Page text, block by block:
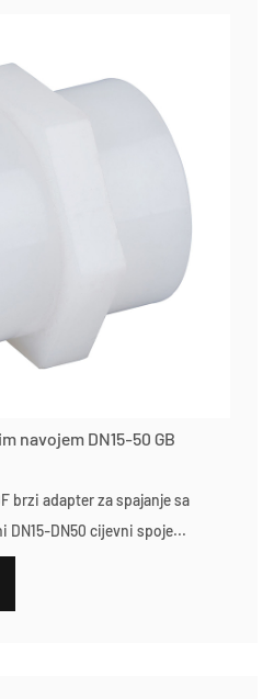
navojem DN15-50 GB
brzi adapter za spajanje sa
DN15-DN50 cijevni spoje...